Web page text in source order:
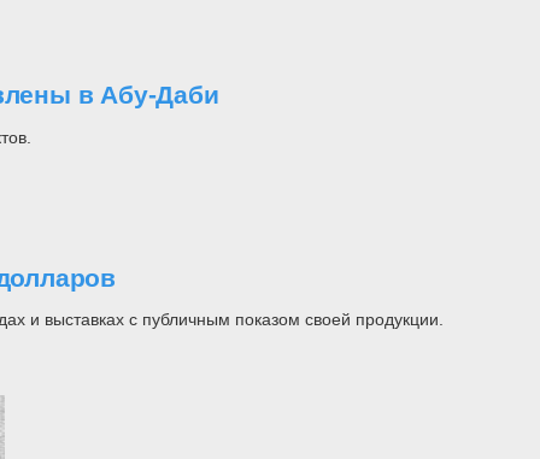
в Абу-Даби
и выставках с публичным показом своей продукции.